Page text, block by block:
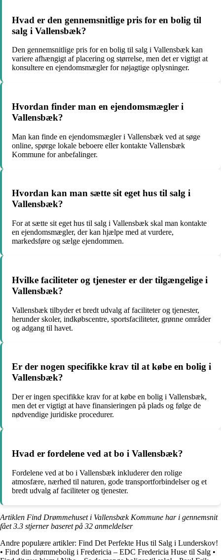
Hvad er den gennemsnitlige pris for en bolig til
salg i Vallensbæk?
Den gennemsnitlige pris for en bolig til salg i Vallensbæk kan
variere afhængigt af placering og størrelse, men det er vigtigt at
konsultere en ejendomsmægler for nøjagtige oplysninger.
Hvordan finder man en ejendomsmægler i
Vallensbæk?
Man kan finde en ejendomsmægler i Vallensbæk ved at søge
online, spørge lokale beboere eller kontakte Vallensbæk
Kommune for anbefalinger.
Hvordan kan man sætte sit eget hus til salg i
Vallensbæk?
For at sætte sit eget hus til salg i Vallensbæk skal man kontakte
en ejendomsmægler, der kan hjælpe med at vurdere,
markedsføre og sælge ejendommen.
Hvilke faciliteter og tjenester er der tilgængelige i
Vallensbæk?
Vallensbæk tilbyder et bredt udvalg af faciliteter og tjenester,
herunder skoler, indkøbscentre, sportsfaciliteter, grønne områder
og adgang til havet.
Er der nogen specifikke krav til at købe en bolig i
Vallensbæk?
Der er ingen specifikke krav for at købe en bolig i Vallensbæk,
men det er vigtigt at have finansieringen på plads og følge de
nødvendige juridiske procedurer.
Hvad er fordelene ved at bo i Vallensbæk?
Fordelene ved at bo i Vallensbæk inkluderer den rolige
atmosfære, nærhed til naturen, gode transportforbindelser og et
bredt udvalg af faciliteter og tjenester.
Artiklen Find Drømmehuset i Vallensbæk Kommune har i gennemsnit
fået3.3 stjerner baseret på 32 anmeldelser
Andre populære artikler: Find Det Perfekte Hus til Salg i Lunderskov!
• Find din drømmebolig i Fredericia – EDC Fredericia Huse til Salg •